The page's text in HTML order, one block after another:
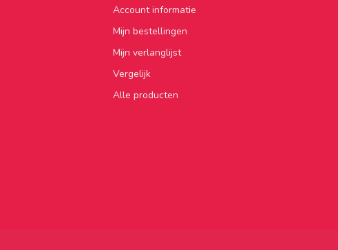
Account informatie
Mijn bestellingen
Mijn verlanglijst
Vergelijk
Alle producten